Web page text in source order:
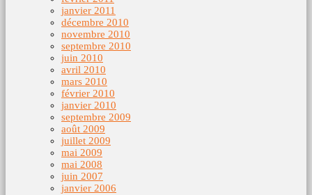
janvier 2011
décembre 2010
novembre 2010
septembre 2010
juin 2010
avril 2010
mars 2010
février 2010
janvier 2010
septembre 2009
août 2009
juillet 2009
mai 2009
mai 2008
juin 2007
janvier 2006